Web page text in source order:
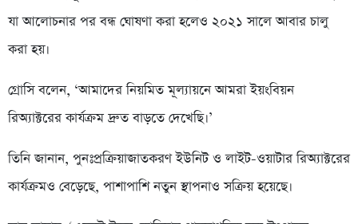
যা আলোচনার পর বন্ধ ঘোষণা করা হলেও ২০২১ সালে আবার চালু
করা হয়।
গ্রোসি বলেন, ‘আমাদের নিয়মিত মূল্যায়নে আমরা ইয়ংবিয়ন
রিঅ্যাক্টরের কার্যক্রম দ্রুত বাড়তে দেখেছি।’
তিনি জানান, পুনঃপ্রক্রিয়াজাতকরণ ইউনিট ও লাইট-ওয়াটার রিঅ্যাক্টরের
কার্যক্রমও বেড়েছে, পাশাপাশি নতুন স্থাপনাও সক্রিয় হয়েছে।